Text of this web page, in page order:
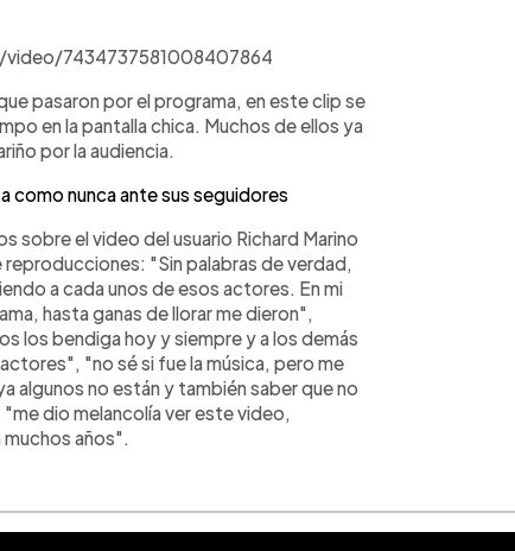
7434737581008407864
pasaron por el programa, en este clip se
en la pantalla chica. Muchos de ellos ya
por la audiencia.
como nunca ante sus seguidores
sobre el video del usuario Richard Marino
reproducciones: "Sin palabras de verdad,
a cada unos de esos actores. En mi
hasta ganas de llorar me dieron",
los bendiga hoy y siempre y a los demás
"no sé si fue la música, pero me
algunos no están y también saber que no
"me dio melancolía ver este video,
años".